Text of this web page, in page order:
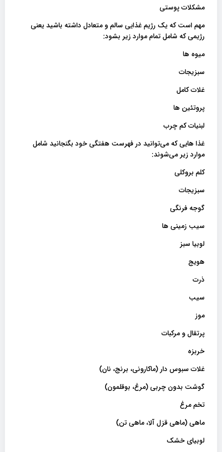
مشکلات پوستی
مهم است که یک رژیم غذایی سالم و متعادل داشته باشید یعنی
رژیمی که شامل تمام موارد زیر بشود:
میوه ها
سبزیجات
غلات کامل
پروتئین ها
لبنیات کم چرب
غذا هایی که می‌توانید در فهرست هفتگی خود بگنجانید شامل
موارد زیر می‌شوند:
کلم بروکلی
سبزیجات
گوجه فرنگی
سیب زمینی ها
لوبیا سبز
هویج
ذرت
سیب
موز
پرتقال و مرکبات
خربزه
غلات سبوس دار (ماکارونی، برنج، نان)
گوشت بدون چربی (مرغ، بوقلمون)
تخم مرغ
ماهی (ماهی قزل آلا، ماهی تن)
لوبیای خشک